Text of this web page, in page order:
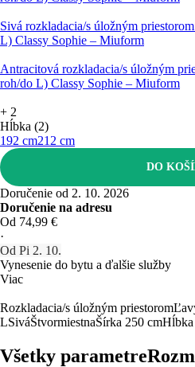
Sivá rozkladacia/s úložným
L) Classy Sophie – Miuform
Antracitová rozkladacia/s úložným
roh/do L) Classy Sophie – Miuform
+ 2
Hĺbka (2)
192 cm212 cm
DO
Doručenie od 2. 10. 2026
Doručenie na adresu
Od 74,99 €
·
Od Pi 2. 10.
Vynesenie do bytu a ďalšie služby
Viac
Rozkladacia/s úložným priestorom
LSiváŠtvormiestnaŠírka 250 cmHĺbka
Všetky parametre